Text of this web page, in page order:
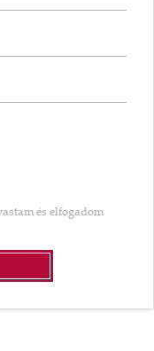
és elfogadom